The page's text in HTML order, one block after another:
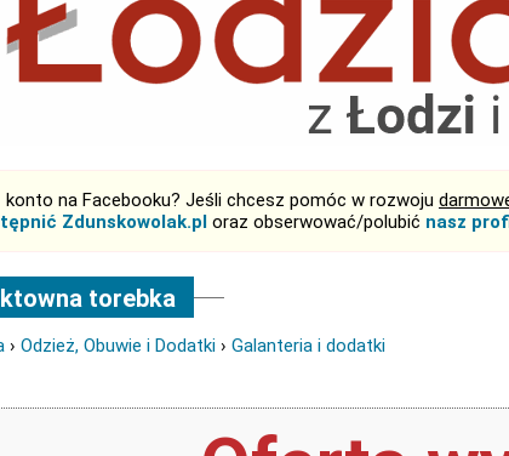
konto na Facebooku? Jeśli chcesz pomóc w rozwoju
Zdunskowolak.pl oraz obserwować/polubić nasz
torebka
› Odzież, Obuwie i Dodatki › Galanteria i dodatki